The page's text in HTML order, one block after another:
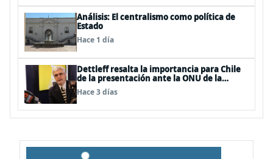
Análisis: El centralismo como política de
Estado
Hace 1 día
Dettleff resalta la importancia para Chile
de la presentación ante la ONU de la
Plataforma Continental Extendida del
Archipiélago Juan Fernández
Hace 3 días